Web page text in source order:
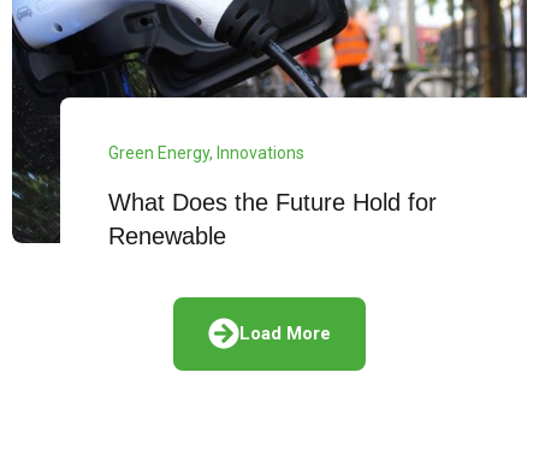
Green Energy, Innovations
What Does the Future Hold for
Renewable
Load More